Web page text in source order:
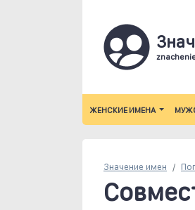
ЖЕНСКИЕ ИМЕНА
Значение имен